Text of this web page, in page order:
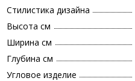
Стилистика дизайна
Высота см
Ширина см
Глубина см
Угловое изделие